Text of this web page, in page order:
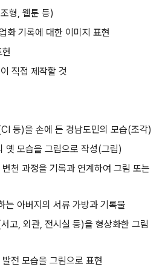
조형, 웹툰 등)
화 기록에 대한 이미지 표현
직접 제작할 것
등)을 손에 든 경남도민의 모습(조각)
옛 모습을 그림으로 작성(그림)
천 과정을 기록과 연계하여 그림 또는
는 아버지의 서류 가방과 기록물
서고, 외관, 전시실 등)을 형상화한 그림
전 모습을 그림으로 표현